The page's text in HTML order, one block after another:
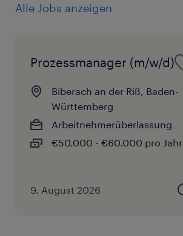
Alle Jobs anzeigen
Prozessmanager (m/w/d)
Biberach an der Riß, Baden-
Württemberg
Arbeitnehmerüberlassung
€50.000 - €60.000 pro Jahr
9. August 2026